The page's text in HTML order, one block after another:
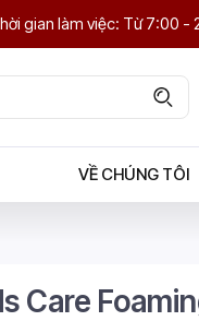
gian làm việc: Từ 7:00 -
VỀ CHÚNG TÔI
Care